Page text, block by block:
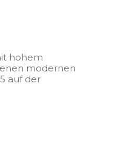
hohem
modernen
auf der